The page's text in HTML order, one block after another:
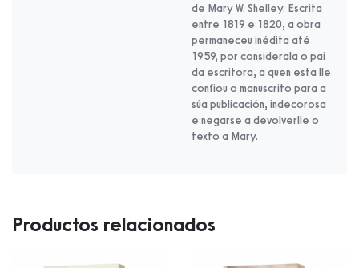
de Mary W. Shelley. Escrita
entre 1819 e 1820, a obra
permaneceu inédita até
1959, por considerala o pai
da escritora, a quen esta lle
confiou o manuscrito para a
súa publicación, indecorosa
e negarse a devolverlle o
texto a Mary.
Productos relacionados